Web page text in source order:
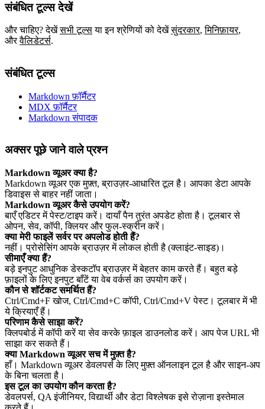
संबंधित टूल्स देखें
और चाहिए? देखें सभी टूल्स या इन श्रेणियों को देखें सुंदरकार,मिनिफ़ायर,
और वैलिडेटर्स.
संबंधित टूल्स
Markdown फ़ॉर्मैटर
MDX फ़ॉर्मैटर
Markdown संपादक
अक्सर पूछे जाने वाले प्रश्न
Markdown व्यूअर क्या है?
Markdown व्यूअर एक मुफ़्त, ब्राउज़र‑आधारित टूल है। आपका डेटा आपके
डिवाइस से बाहर नहीं जाता।
Markdown व्यूअर कैसे उपयोग करें?
बाएँ एडिटर में पेस्ट/टाइप करें। दायाँ पैन तुरंत अपडेट होता है। टूलबार से
ओपन, सेव, कॉपी, क्लियर और फुल‑स्क्रीन करें।
क्या मेरी फाइलें सर्वर पर अपलोड होती हैं?
नहीं। प्रोसेसिंग आपके ब्राउज़र में लोकल होती है (क्लाइंट‑साइड)।
सीमाएँ क्या हैं?
बड़े इनपुट आधुनिक डेस्कटॉप ब्राउज़र में बेहतर काम करते हैं। बहुत बड़े
फ़ाइलों के लिए इनपुट बाँटें या वेब वर्कर्स का उपयोग करें।
कौन से शॉर्टकट समर्थित हैं?
Ctrl/Cmd+F खोज, Ctrl/Cmd+C कॉपी, Ctrl/Cmd+V पेस्ट। टूलबार में भी
ये क्रियाएँ हैं।
परिणाम कैसे साझा करें?
क्लिपबोर्ड में कॉपी करें या सेव करके फ़ाइल डाउनलोड करें। आप पेज URL भी
साझा कर सकते हैं।
क्या Markdown व्यूअर सच में मुफ़्त है?
हाँ। Markdown व्यूअर डेवलपर्स के लिए मुफ़्त ऑनलाइन टूल है और साइन‑अप
के बिना चलता है।
इस टूल का उपयोग कौन करता है?
डेवलपर्स, QA इंजीनियर, विद्यार्थी और डेटा विश्लेषक इसे रोज़ाना इस्तेमाल